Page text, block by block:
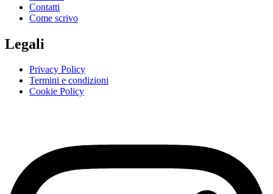
Contatti
Come scrivo
Legali
Privacy Policy
Termini e condizioni
Cookie Policy